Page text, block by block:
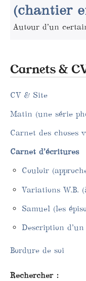
(chantier
Autour d’un
Carnets &
CV & Site
Matin (une série
Carnet des choses
Carnet d’écritures
Couloir
Variations W.B.
Samuel (les
Description
Bordure de soi
Rechercher :